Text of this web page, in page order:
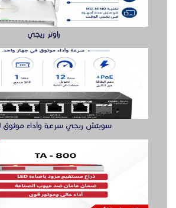
راوتر ريجي
سويتش ريجي سرعة وأداء موثوق